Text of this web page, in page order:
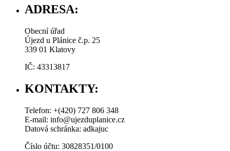
ADRESA:
Obecní úřad
Újezd u Plánice č.p. 25
339 01 Klatovy
IČ: 43313817
KONTAKTY:
Telefon: +(420) 727 806 348
E-mail: info@ujezduplanice.cz
Datová schránka: adkajuc
Číslo účtu: 30828351/0100